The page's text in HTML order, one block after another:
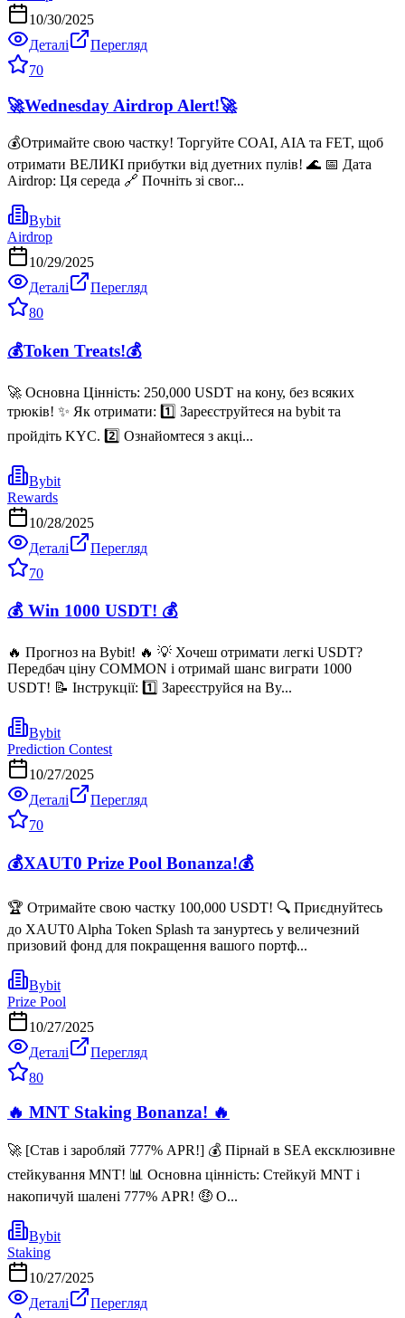
10/30/2025
Деталі
Перегляд
70
🚀Wednesday Airdrop Alert!🚀
💰Отримайте свою частку! Торгуйте COAI, AIA та FET, щоб
отримати ВЕЛИКІ прибутки від дуетних пулів! 🌊 📅 Дата
Airdrop: Ця середа 🔗 Почніть зі свог...
Bybit
Airdrop
10/29/2025
Деталі
Перегляд
80
💰Token Treats!💰
🚀 Основна Цінність: 250,000 USDT на кону, без всяких
трюків! ✨ Як отримати: 1️⃣ Зареєструйтеся на bybit та
пройдіть KYC. 2️⃣ Ознайомтеся з акці...
Bybit
Rewards
10/28/2025
Деталі
Перегляд
70
💰 Win 1000 USDT! 💰
🔥 Прогноз на Bybit! 🔥 💡 Хочеш отримати легкі USDT?
Передбач ціну COMMON і отримай шанс виграти 1000
USDT! 📝 Інструкції: 1️⃣ Зареєструйся на By...
Bybit
Prediction Contest
10/27/2025
Деталі
Перегляд
70
💰XAUT0 Prize Pool Bonanza!💰
🏆 Отримайте свою частку 100,000 USDT! 🔍 Приєднуйтесь
до XAUT0 Alpha Token Splash та зануртесь у величезний
призовий фонд для покращення вашого портф...
Bybit
Prize Pool
10/27/2025
Деталі
Перегляд
80
🔥 MNT Staking Bonanza! 🔥
🚀 [Став і заробляй 777% APR!] 💰 Пірнай в SEA ексклюзивне
стейкування MNT! 📊 Основна цінність: Стейкуй MNT і
накопичуй шалені 777% APR! 🤑 О...
Bybit
Staking
10/27/2025
Деталі
Перегляд